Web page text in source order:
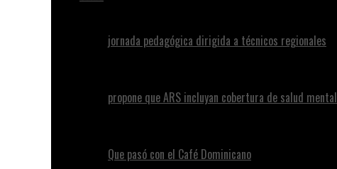
jornada pedagógica dirigida a técnicos regionales
propone que ARS incluyan cobertura de salud mental
Que pasó con el Café Dominicano